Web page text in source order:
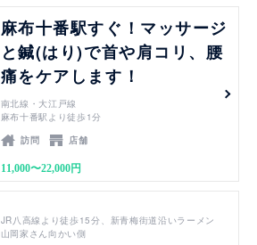
麻布十番駅すぐ！マッサージ
と鍼(はり)で首や肩コリ、腰
痛をケアします！
南北線・大江戸線
麻布十番駅より徒歩1分
訪問
店舗
11,000〜22,000円
JR八高線より徒歩15分、新青梅街道沿いラーメン
山岡家さん向かい側